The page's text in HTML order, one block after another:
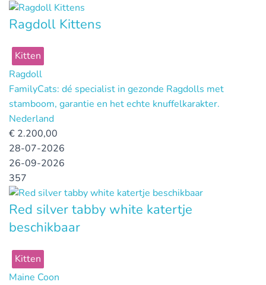
Ragdoll Kittens
Kitten
Ragdoll
FamilyCats: dé specialist in gezonde Ragdolls met
stamboom, garantie en het echte knuffelkarakter.
Nederland
€ 2.200,00
28-07-2026
26-09-2026
357
Red silver tabby white katertje
beschikbaar
Kitten
Maine Coon